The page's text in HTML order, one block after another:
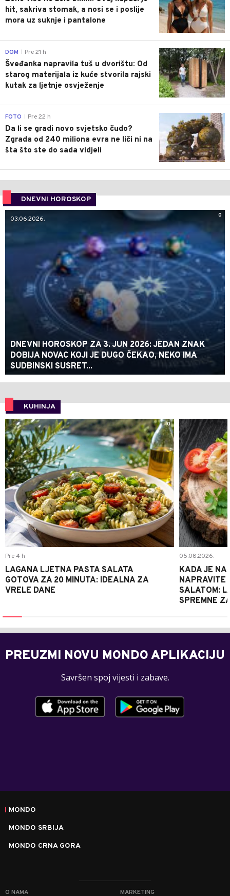
hit, sakriva stomak, a nosi se i poslije
mora uz suknje i pantalone
0
DOM Pre 21 h
Šveđanka napravila tuš u dvorištu: Od
starog materijala iz kuće stvorila rajski
kutak za ljetnje osvježenje
0
FOTO Pre 22 h
Da li se gradi novo svjetsko čudo?
Zgrada od 240 miliona evra ne liči ni na
šta što ste do sada vidjeli
DNEVNI HOROSKOP
0
03.06.2026.
DNEVNI HOROSKOP ZA 3. JUN 2026: JEDAN ZNAK
DOBIJA NOVAC KOJI JE DUGO ČEKAO, NEKO IMA
SUDBINSKI SUSRET...
KUHINJA
0
Pre 4 h
LAGANA LJETNA PASTA SALATA
GOTOVA ZA 20 MINUTA: IDEALNA ZA
VRELE DANE
05.08.2026.
KADA JE
NAPRAVITE
SALATOM:
SPREMNE
PREUZMI NOVU MONDO APLIKACIJU
Savršen spoj vijesti i zabave.
MONDO
MONDO SRBIJA
MONDO CRNA GORA
O NAMA MARKETING